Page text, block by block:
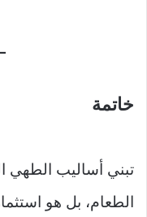
خاتمة
تبني أساليب الطهي
الطعام، بل هو